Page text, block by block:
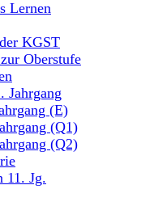
Lernen
KGST
Oberstufe
Jahrgang
(E)
(Q1)
(Q2)
11. Jg.